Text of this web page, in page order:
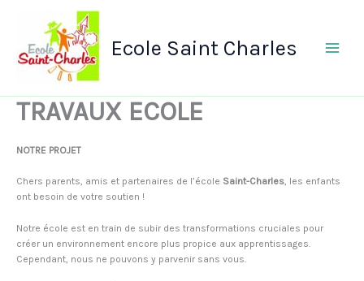
Ecole Saint Charles
TRAVAUX ECOLE
NOTRE PROJET
Chers parents, amis et partenaires de l’école Saint-Charles, les enfants
ont besoin de votre soutien !
Notre école est en train de subir des transformations cruciales pour
créer un environnement encore plus propice aux apprentissages.
Cependant, nous ne pouvons y parvenir sans vous.